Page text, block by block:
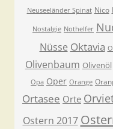
Neuseeländer Spinat Nico
Nostalgie Nothelfer
Nüsse Oktavia
Olivenbaum Olivenöl
Opa Oper Orange
Ortasee Orte
Ostern 2017